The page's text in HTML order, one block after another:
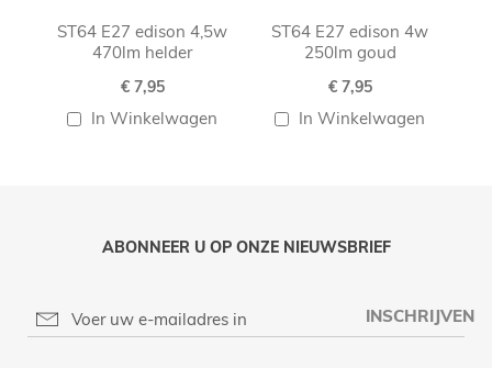
ST64 E27 edison 4,5w
470lm helder
€ 7,95
In Winkelwagen
ST64 E27 edison 4w
250lm goud
€ 7,95
In Winkelwagen
ABONNEER U OP ONZE NIEUWSBRIEF
INSCHRIJVEN